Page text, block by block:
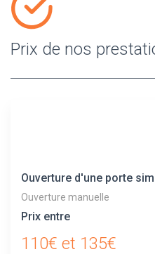
Prix de nos
Ouverture d'une porte
Ouverture manuelle
Prix entre
110€ et 135€